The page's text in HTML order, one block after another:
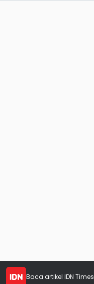
Baca artikel IDN Times